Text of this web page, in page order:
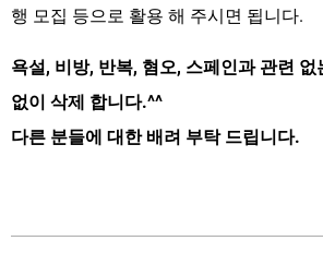
행 모집 등으로 활용 해 주시면 됩니다.
욕설, 비방, 반복, 혐오, 스페인과 관련
없이 삭제 합니다.^^
다른 분들에 대한 배려 부탁 드립니다.